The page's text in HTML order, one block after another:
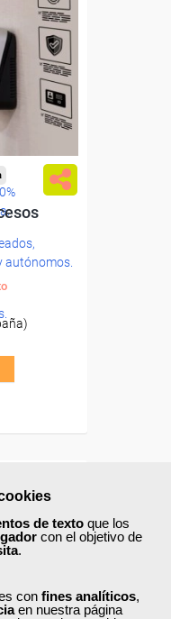
de texto que los
con el objetivo de
.
con fines analíticos,
en nuestra página
autónomos.